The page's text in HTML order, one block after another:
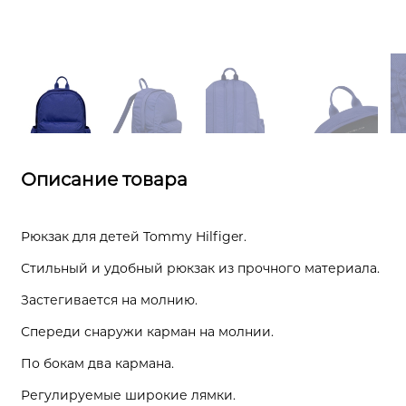
Описание товара
Рюкзак для детей Tommy Hilfiger.
Стильный и удобный рюкзак из прочного материала.
Застегивается на молнию.
Спереди снаружи карман на молнии.
По бокам два кармана.
Регулируемые широкие лямки.